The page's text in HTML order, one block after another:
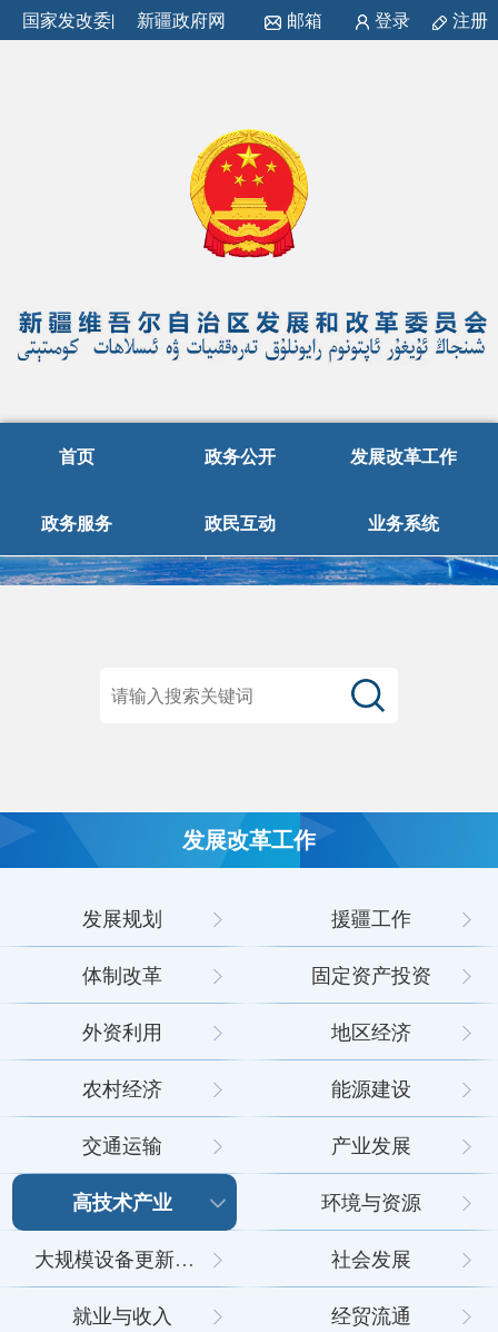
国家发改委| 新疆政府网 邮箱 登录 注册
首页 政务公开 发展改革工作
政务服务 政民互动 业务系统
发展改革工作
发展规划 援疆工作
体制改革 固定资产投资
外资利用 地区经济
农村经济 能源建设
交通运输 产业发展
高技术产业 环境与资源
大规模设备更新和消费品以旧换新 社会发展
就业与收入 经贸流通